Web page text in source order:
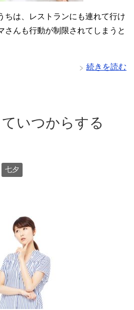
ちは、レストランにも連れて行け
さんも行動が制限されてしまうと
続きを読む
いつからする
七夕